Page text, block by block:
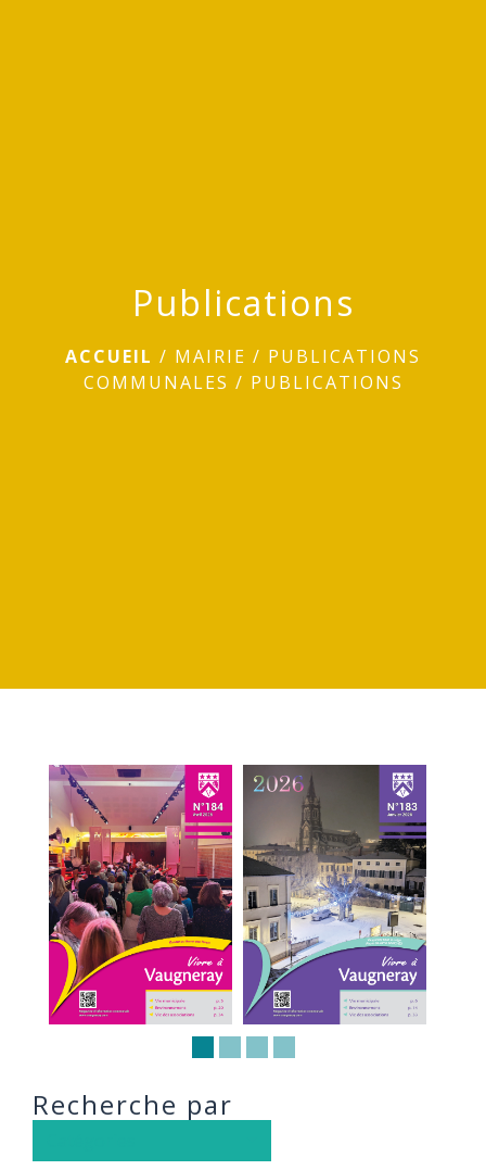
Publications
ACCUEIL / MAIRIE / PUBLICATIONS
COMMUNALES / PUBLICATIONS
Recherche par